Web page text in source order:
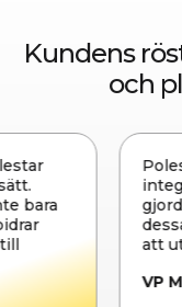
Kundens
och
Polestar
integrationer till
gjorde det möjligt
dessa funktioner
att utveckla
VP